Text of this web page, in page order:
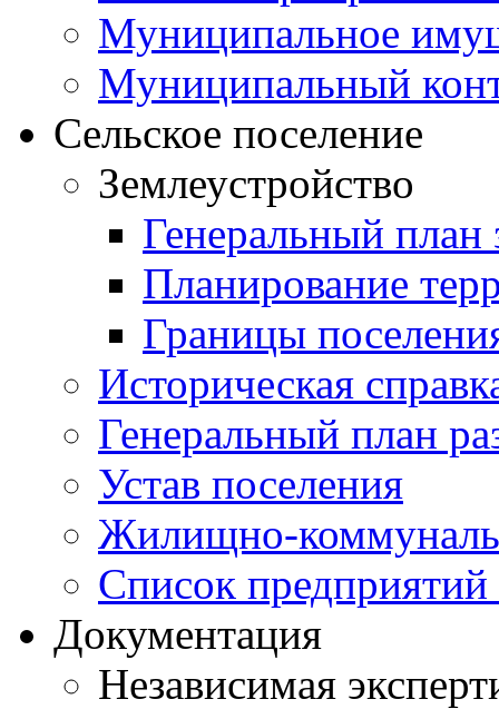
Муниципальное
Муниципальный
Сельское поселение
Землеустройство
Генеральный план
Планирование
Границы
Историческая
Генеральный план
Устав поселения
Жилищно-
Список предприятий
Документация
Независимая